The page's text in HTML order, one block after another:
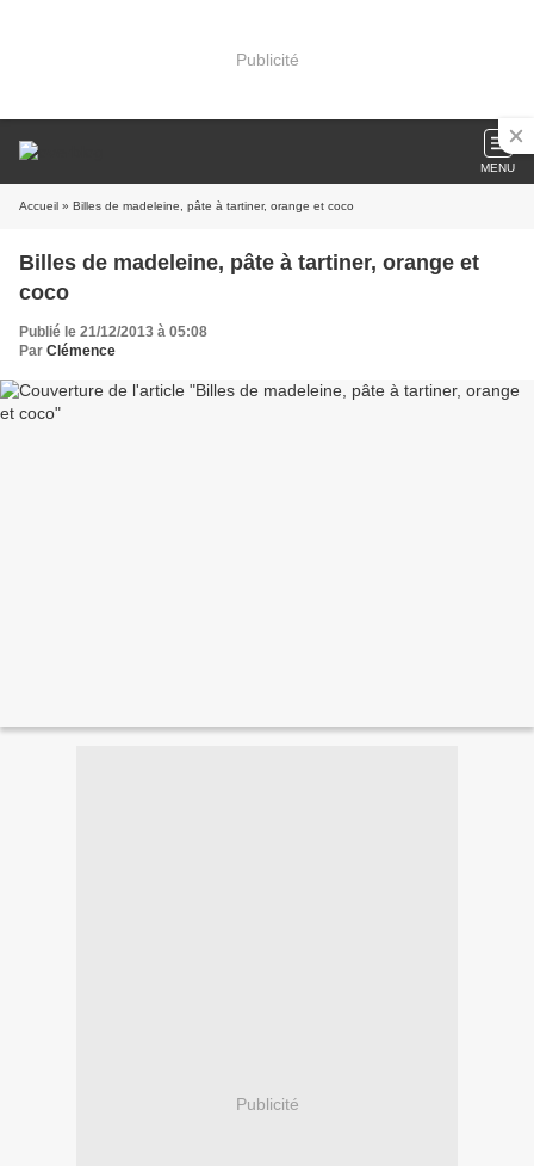
Publicité
MENU
Accueil » Billes de madeleine, pâte à tartiner, orange et coco
Billes de madeleine, pâte à tartiner, orange et
coco
Publié le 21/12/2013 à 05:08
Par Clémence
Publicité